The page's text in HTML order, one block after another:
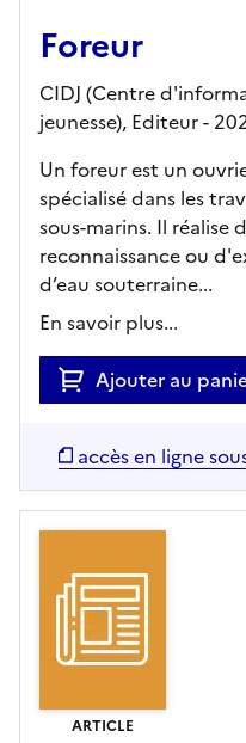
Foreur
CIDJ (Centre
jeunesse), Editeur-
Un foreur est un
spécialisé dans les
sous-marins. Il réalise
reconnaissance ou
d’eau souterraine...
En savoir plus...
Ajouter au
accès en ligne
ARTICLE